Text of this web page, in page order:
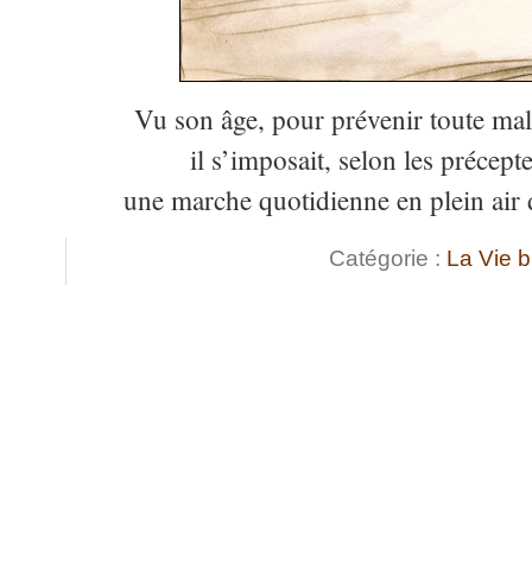
Vu son âge, pour prévenir toute
il s’imposait, selon les
une marche quotidienne en plein
Catégorie : La Vie